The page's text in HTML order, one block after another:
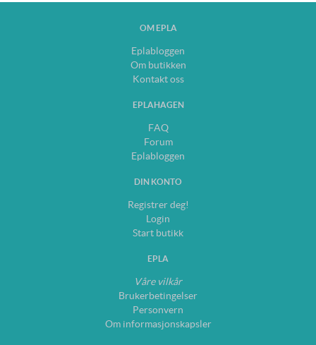
OM EPLA
Eplabloggen
Om butikken
Kontakt oss
EPLAHAGEN
FAQ
Forum
Eplabloggen
DIN KONTO
Registrer deg!
Login
Start butikk
EPLA
Våre vilkår
Brukerbetingelser
Personvern
Om informasjonskapsler